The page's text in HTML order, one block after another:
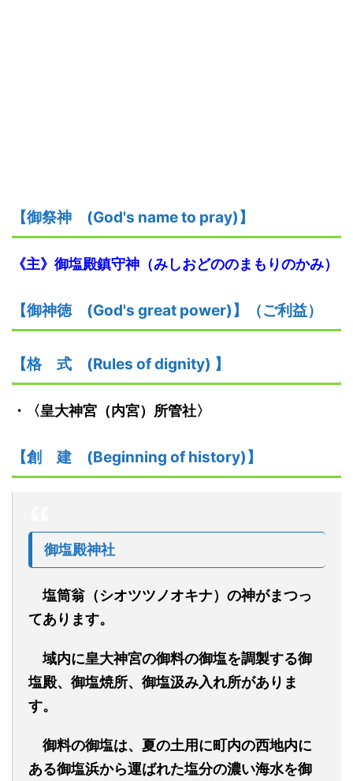
【御祭神 (God's name to pray)】
《主》御塩殿鎮守神（みしおどののまもりのかみ）
【御神徳 (God's great power)】 （ご利益）
【格 式 (Rules of dignity) 】
・ 〈皇大神宮（内宮）所管社〉
【創 建 (Beginning of history)】
御塩殿神社
塩筒翁 （シオツツノオキナ） の神がまつっ
てあります。
域内に皇大神宮の御料の御塩を調製する御
塩殿、御塩焼所、御塩汲み入れ所がありま
す。
御料の御塩は、夏の土用に町内の西地内に
ある御塩浜から運ばれた塩分の濃い海水を御